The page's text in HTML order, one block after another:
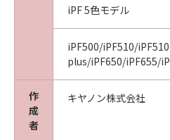
以上
キヤノン株式会社
iPF 5色モデル
iPF500/iPF510/
plus/iPF650/iPF655/
作
成
者
キヤノン株式会社